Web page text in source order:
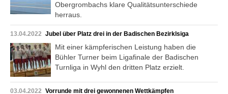
Obergrombachs klare Qualitätsunterschiede
herraus.
13.04.2022 Jubel über Platz drei in der Badischen Bezirklsiga
Mit einer kämpferischen Leistung haben die
Bühler Turner beim Ligafinale der Badischen
Turnliga in Wyhl den dritten Platz erzielt.
03.04.2022 Vorrunde mit drei gewonnenen Wettkämpfen